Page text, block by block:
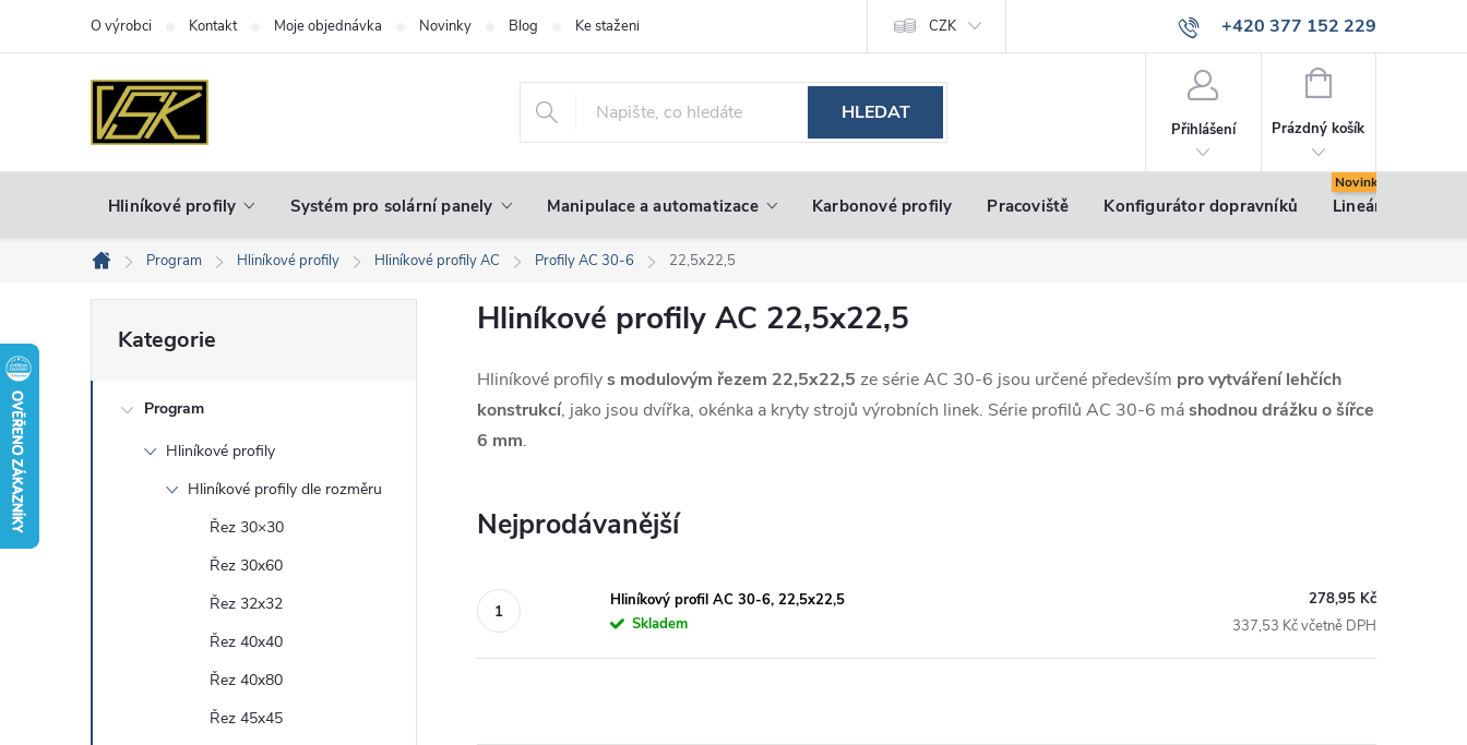
+420 377 152 229
info@vsk-profily.cz
O výrobci Kontakt Moje objednávka Novinky Blog Ke stažení CZK
HLEDAT
Přihlášení
NÁKUPNÍ
Prázdný košík
Hliníkové profily Systém pro solární panely Manipulace a automatizace Karbonové profily Pracoviště Konfigurátor dopravníků Lineární pohony
Domů
Program Hliníkové profily Hliníkové profily AC Profily AC 30-6 22,5x22,5
o
kategorie
Kategorie
Program
Hliníkové profily
Hliníkové profily dle rozměru
Řez 30×30
Řez 30x60
Řez 32x32
Řez 40x40
Řez 40x80
Řez 45x45
Hliníkové profily AC 22,5x22,5
Hliníkové profilys modulovým řezem 22,5x22,5 ze série AC 30-6 jsou určené především pro vytváření lehčích
konstrukcí, jako jsou dvířka, okénka a kryty strojů výrobních linek. Série profilů AC 30-6 máshodnou drážku o šířce
6 mm.
Nejprodávanější
Hliníkový profil AC 30-6, 22,5x22,5
Skladem
278,95 Kč
337,53 Kč včetně DPH